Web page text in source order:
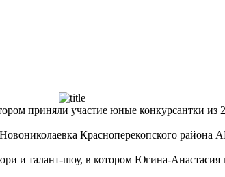
приняли участие юные конкурсантки из
Красноперекопского
и талант-шоу, в котором Югина-